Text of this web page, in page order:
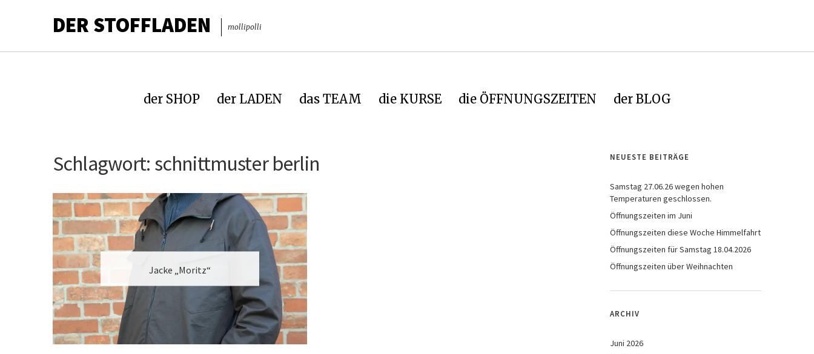
DER STOFFLADEN mollipolli
der SHOP der LADEN das TEAM die KURSE die ÖFFNUNGSZEITEN der BLOG
Schlagwort: schnittmuster berlin
Jacke „Moritz“
NEUESTE BEITRÄGE
Samstag 27.06.26 wegen hohen
Temperaturen geschlossen.
Öffnungszeiten im Juni
Öffnungszeiten diese Woche Himmelfahrt
Öffnungszeiten für Samstag 18.04.2026
Öffnungszeiten über Weihnachten
ARCHIV
Juni 2026